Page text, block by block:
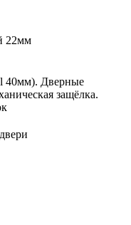
22мм
40мм). Дверные
защёлка.